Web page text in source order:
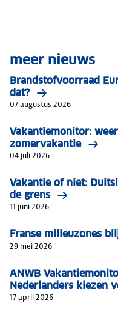
meer nieuws
Brandstofvoorraad
dat?
07 augustus 2026
Vakantiemonitor:
zomervakantie
04 juli 2026
Vakantie of niet:
de grens
11 juni 2026
Franse milieuzones
29 mei 2026
ANWB
Nederlanders kiezen
17 april 2026